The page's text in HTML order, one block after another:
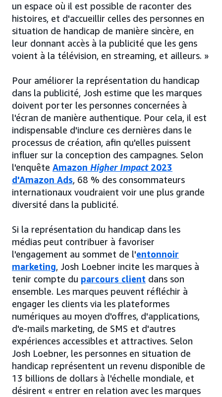
un espace où il est possible de raconter des
histoires, et d'accueillir celles des personnes en
situation de handicap de manière sincère, en
leur donnant accès à la publicité que les gens
voient à la télévision, en streaming, et ailleurs. »
Pour améliorer la représentation du handicap
dans la publicité, Josh estime que les marques
doivent porter les personnes concernées à
l'écran de manière authentique. Pour cela, il est
indispensable d'inclure ces dernières dans le
processus de création, afin qu'elles puissent
influer sur la conception des campagnes. Selon
l'enquête Amazon Higher Impact 2023
d'Amazon Ads, 68 % des consommateurs
internationaux voudraient voir une plus grande
diversité dans la publicité.
Si la représentation du handicap dans les
médias peut contribuer à favoriser
l'engagement au sommet de l'entonnoir
marketing, Josh Loebner incite les marques à
tenir compte du parcours client dans son
ensemble. Les marques peuvent réfléchir à
engager les clients via les plateformes
numériques au moyen d'offres, d'applications,
d'e-mails marketing, de SMS et d'autres
expériences accessibles et attractives. Selon
Josh Loebner, les personnes en situation de
handicap représentent un revenu disponible de
13 billions de dollars à l'échelle mondiale, et
désirent « entrer en relation avec les marques